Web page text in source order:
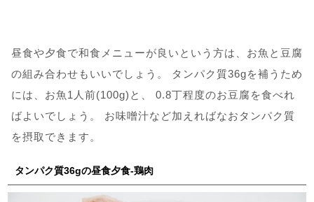
昼食や夕食で和食メニューが良いという方は、お魚と豆腐
の組み合わせもいいでしょう。 タンパク質36gを補うため
には、お魚1人前(100g)と、 0.8丁程度のお豆腐を食べれ
ばよいでしょう。 お味噌汁など加えればなおタンパク質
を摂取できます。
タンパク質36gの昼食夕食-鶏肉